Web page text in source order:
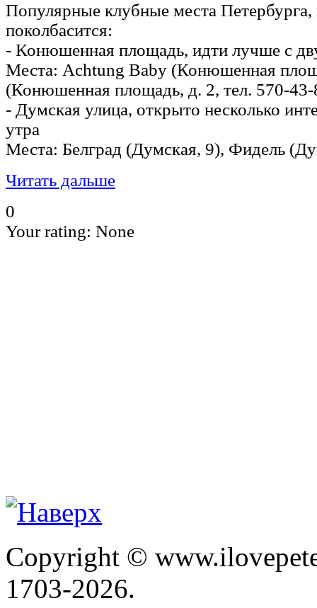
Популярные клубные места Петербурга,
поколбасится:
- Конюшенная площадь, идти лучше с
Места: Achtung Baby (Конюшенная
(Конюшенная площадь, д. 2, тел. 570-
- Думская улица, открыто несколько
утра
Места: Белград (Думская, 9), Фидель
Читать дальше
0
Your rating: None
Copyright ©
1703-2026.